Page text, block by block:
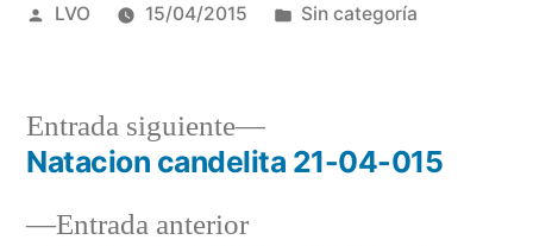
Publicado
LVO 15/04/2015
Publicado
Sin categoría
Navegación
Entrada anteriorEntrada
Entrada siguiente
Entrada
siguiente:
Natacion candelita 21-04-015